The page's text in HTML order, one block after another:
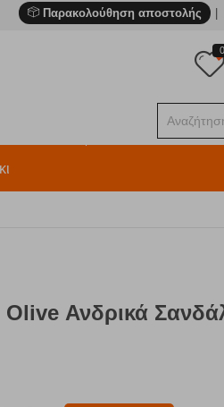
Παρακολούθηση αποστολής
0
Ανδρικά